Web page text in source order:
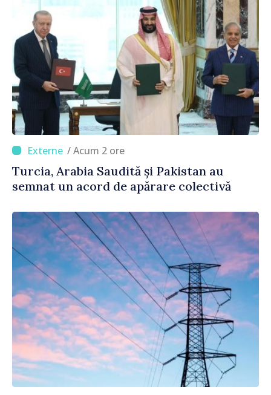
/ Acum 2 ore
Turcia, Arabia Saudită și Pakistan au
semnat un acord de apărare colectivă